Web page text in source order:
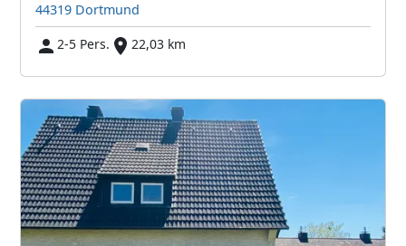
44319 Dortmund
2-5 Pers.
22,03 km